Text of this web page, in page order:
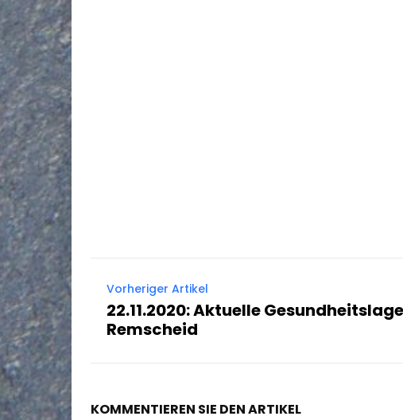
Vorheriger Artikel
22.11.2020: Aktuelle
Remscheid
KOMMENTIEREN SIE DEN ARTIKEL